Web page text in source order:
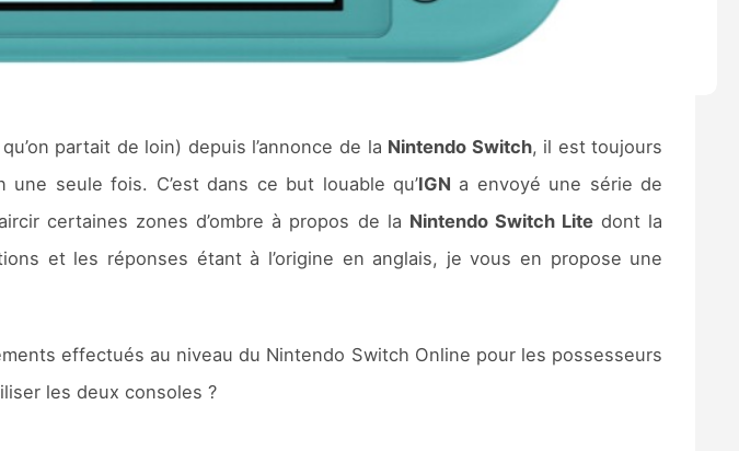
partait de loin) depuis l’annonce de la Nintendo Switch, il est toujours
seule fois. C’est dans ce but louable qu’IGN a envoyé une série de
certaines zones d’ombre à propos de la Nintendo Switch Lite dont la
et les réponses étant à l’origine en anglais, je vous en propose une
effectués au niveau du Nintendo Switch Online pour les possesseurs
les deux consoles ?